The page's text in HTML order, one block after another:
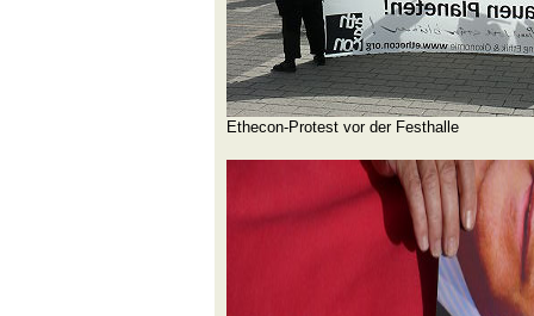
Ethecon-Protest vor der Festhalle